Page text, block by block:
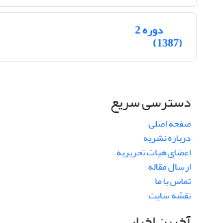
دوره 2
(1387)
دسترسی سریع
صفحه اصلی
درباره نشریه
اعضای هیات تحریریه
ارسال مقاله
تماس با ما
نقشه سایت